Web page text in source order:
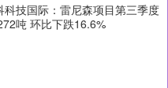
科技国际：雷尼森项目第三季度
吨 环比下跌16.6%